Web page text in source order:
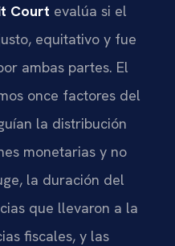
Court evalúa si el
equitativo y fue
ambas partes. El
once factores del
la distribución
monetarias y no
la duración del
que llevaron a la
fiscales, y las